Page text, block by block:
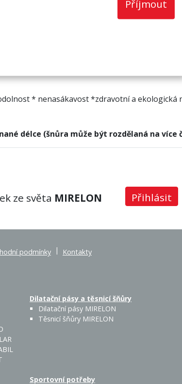
Příjmout
* nenasákavost *zdravotní a ekologická
délce (šnůra může být rozdělaná na více
ze světa MIRELON Přihlásit
podmínky | Kontakty
Dilatační pásy a těsnicí šňůry
Dilatační pásy MIRELON
Těsnicí šňůry MIRELON
Sportovní potřeby